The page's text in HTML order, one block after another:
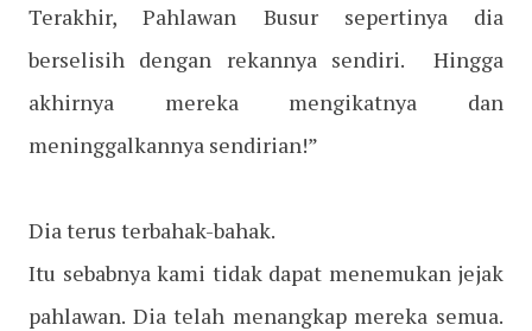
Terakhir, Pahlawan Busur sepertinya dia
berselisih dengan rekannya sendiri. Hingga
akhirnya mereka mengikatnya dan
meninggalkannya sendirian!”
Dia terus terbahak-bahak.
Itu sebabnya kami tidak dapat menemukan jejak
pahlawan. Dia telah menangkap mereka semua.